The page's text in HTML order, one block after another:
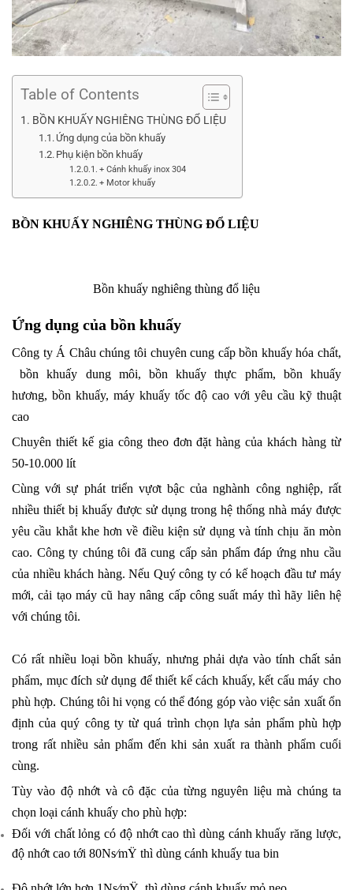
Table of Contents
BỒN KHUẤY NGHIÊNG THÙNG ĐỔ LIỆU
Ứng dụng của bồn khuấy
Phụ kiện bồn khuấy
+ Cánh khuấy inox 304
+ Motor khuấy
BỒN KHUẤY NGHIÊNG THÙNG ĐỔ LIỆU
Bồn khuấy nghiêng thùng đổ liệu
Ứng dụng của bồn khuấy
Công ty Á Châu chúng tôi chuyên cung cấpbồn khuấy hóa chất,
bồn khuấy dung môi, bồn khuấy thực phẩm, bồn khuấy
hương, bồn khuấy, máy khuấy tốc độ cao với yêu cầu kỹ thuật
cao
Chuyên thiết kế gia công theo đơn đặt hàng của khách hàng từ
50-10.000 lít
Cùng với sự phát triển vựơt bậc của nghành công nghiệp, rất
nhiều thiết bị khuấy được sử dụng trong hệ thống nhà máy được
yêu cầu khắt khe hơn về điều kiện sử dụng và tính chịu ăn mòn
cao. Công ty chúng tôi đã cung cấp sản phẩm đáp ứng nhu cầu
của nhiều khách hàng. Nếu Quý công ty có kế hoạch đầu tư máy
mới, cải tạo máy cũ hay nâng cấp công suất máy thì hãy liên hệ
với chúng tôi.
Có rất nhiều loại bồn khuấy, nhưng phải dựa vào tính chất sản
phẩm, mục đích sử dụng để thiết kế cách khuấy, kết cấu máy cho
phù hợp. Chúng tôi hi vọng có thể đóng góp vào việc sản xuất ổn
định của quý công ty từ quá trình chọn lựa sản phẩm phù hợp
trong rất nhiều sản phẩm đến khi sản xuất ra thành phẩm cuối
cùng.
Tùy vào độ nhớt và cô đặc của từng nguyên liệu mà chúng ta
chọn loại cánh khuấy cho phù hợp:
Đối với chất lỏng có độ nhớt cao thì dùng cánh khuấy răng lược,
độ nhớt cao tới 80Ns⁄mŸ thì dùng cánh khuấy tua bin